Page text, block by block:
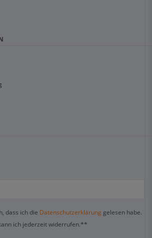
dass ich die Daten­schutz­erklärung gelesen habe.
ich jederzeit widerrufen.**